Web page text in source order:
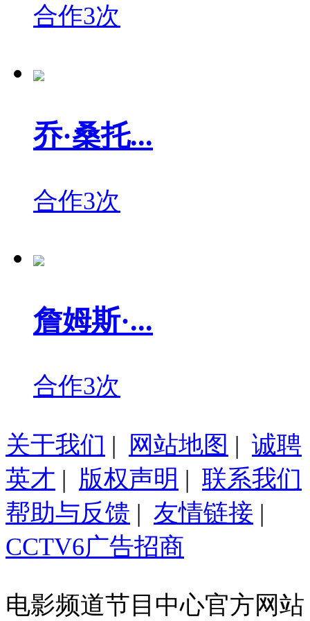
合作3次
乔·桑托...
合作3次
詹姆斯·...
合作3次
关于我们 | 网站地图 | 诚聘
英才 | 版权声明 | 联系我们
帮助与反馈 | 友情链接 |
CCTV6广告招商
电影频道节目中心官方网站